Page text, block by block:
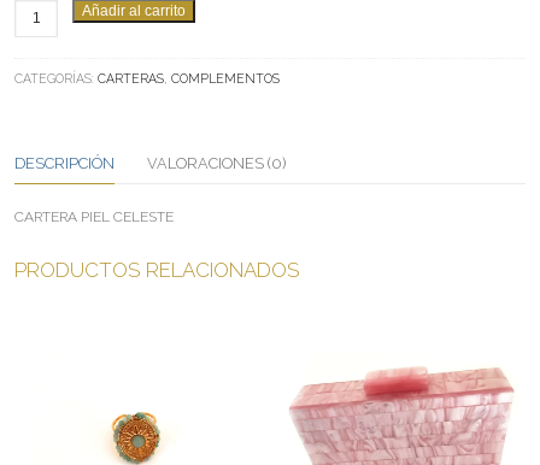
CARTERA
PIEL
CANTIDAD
Añadir al carrito
CATEGORÍAS: CARTERAS COMPLEMENTOS
DESCRIPCIÓN VALORACIONES (0)
CARTERA PIEL CELESTE
PRODUCTOS RELACIONADOS